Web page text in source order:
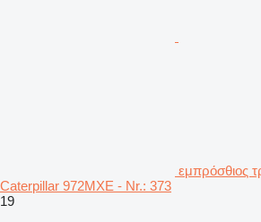
εμπρόσθιος
Caterpillar 972MXE - Nr.: 373
19